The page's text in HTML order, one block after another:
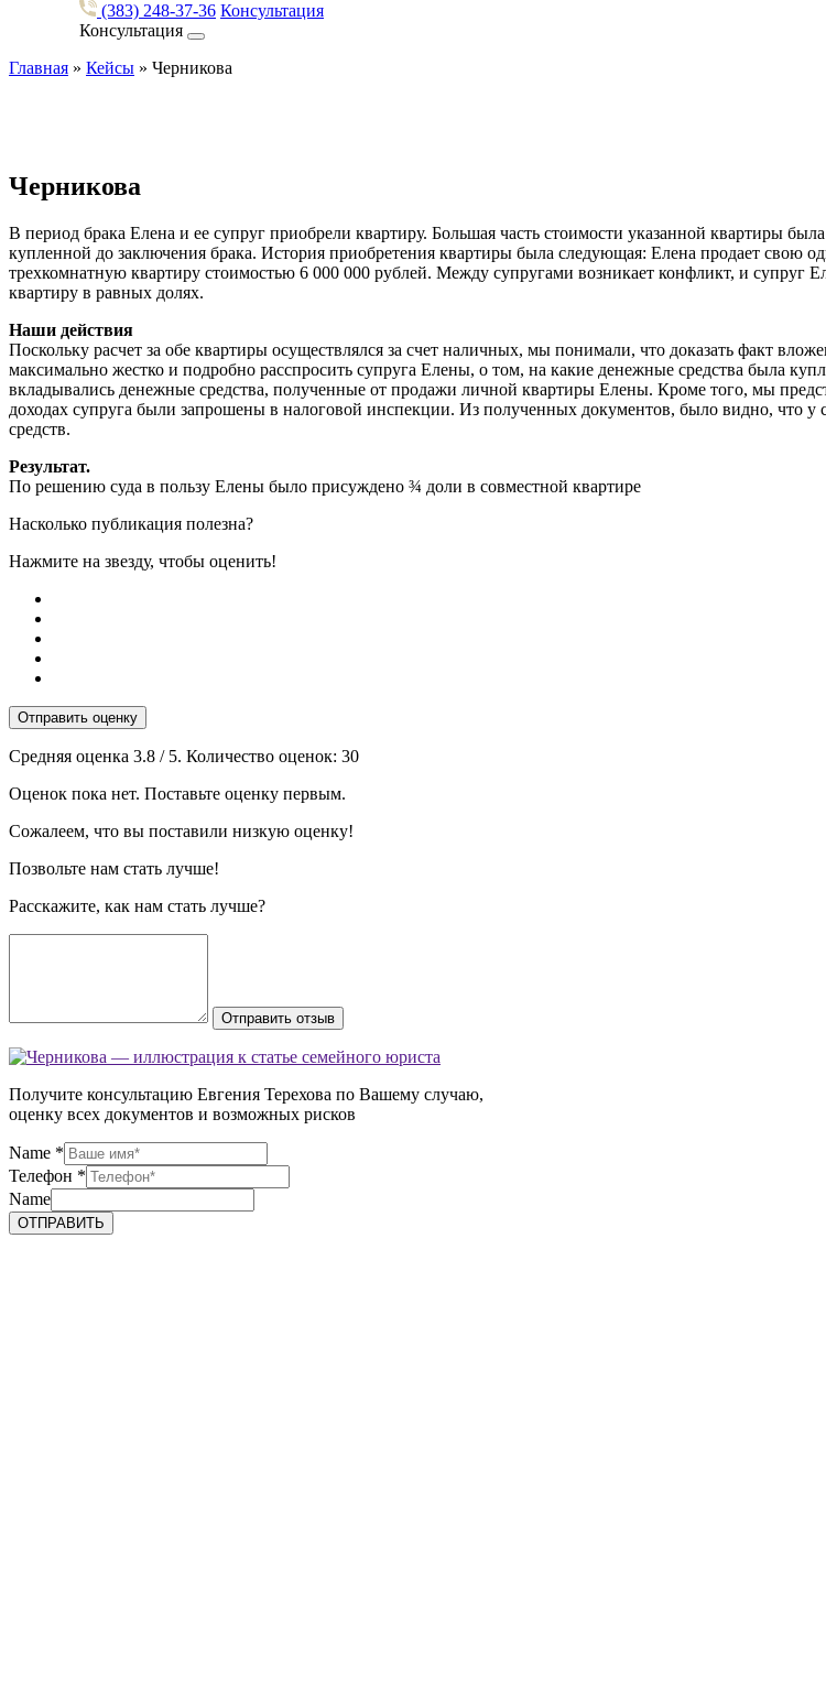
(383) 248-37-36 Консультация
Консультация
Главная » Кейсы » Черникова
Черникова
В период брака Елена и ее супруг приобрели квартиру. Большая часть стоимости указанной квартиры
купленной до заключения брака. История приобретения квартиры была следующая: Елена продает свою
трехкомнатную квартиру стоимостью 6 000 000 рублей. Между супругами возникает конфликт, и супруг
квартиру в равных долях.
Наши действия
Поскольку расчет за обе квартиры осуществлялся за счет наличных, мы понимали, что доказать факт
максимально жестко и подробно расспросить супруга Елены, о том, на какие денежные средства была
вкладывались денежные средства, полученные от продажи личной квартиры Елены. Кроме того, мы
доходах супруга были запрошены в налоговой инспекции. Из полученных документов, было видно, что у
средств.
Результат.
По решению суда в пользу Елены было присуждено ¾ доли в совместной квартире
Насколько публикация полезна?
Нажмите на звезду, чтобы оценить!
Отправить оценку
Средняя оценка 3.8 / 5. Количество оценок: 30
Оценок пока нет. Поставьте оценку первым.
Сожалеем, что вы поставили низкую оценку!
Позвольте нам стать лучше!
Расскажите, как нам стать лучше?
Отправить отзыв
Получите консультацию Евгения Терехова по Вашему случаю,
оценку всех документов и возможных рисков
Name *
Телефон *
Name
ОТПРАВИТЬ